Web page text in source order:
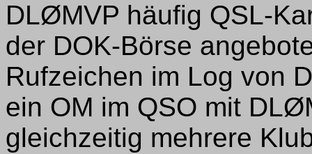
DLØMVP häufig QSL-
der DOK-Börse
Rufzeichen im Log von
ein OM im QSO mit
gleichzeitig mehrere